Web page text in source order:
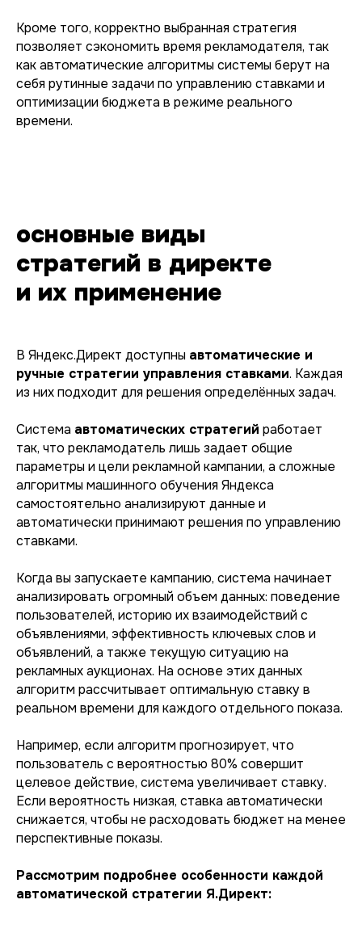
Кроме того, корректно выбранная стратегия
позволяет сэкономить время рекламодателя, так
как автоматические алгоритмы системы берут на
себя рутинные задачи по управлению ставками и
оптимизации бюджета в режиме реального
времени.
основные виды
стратегий в директе
и их применение
В Яндекс.Директ доступны автоматические и
ручные стратегии управления ставками. Каждая
из них подходит для решения определённых задач.
Система автоматических стратегий работает
так, что рекламодатель лишь задает общие
параметры и цели рекламной кампании, а сложные
алгоритмы машинного обучения Яндекса
самостоятельно анализируют данные и
автоматически принимают решения по управлению
ставками.
Когда вы запускаете кампанию, система начинает
анализировать огромный объем данных: поведение
пользователей, историю их взаимодействий с
объявлениями, эффективность ключевых слов и
объявлений, а также текущую ситуацию на
рекламных аукционах. На основе этих данных
алгоритм рассчитывает оптимальную ставку в
реальном времени для каждого отдельного показа.
Например, если алгоритм прогнозирует, что
пользователь с вероятностью 80% совершит
целевое действие, система увеличивает ставку.
Если вероятность низкая, ставка автоматически
снижается, чтобы не расходовать бюджет на менее
перспективные показы.
Рассмотрим подробнее особенности каждой
автоматической стратегии Я.Директ: